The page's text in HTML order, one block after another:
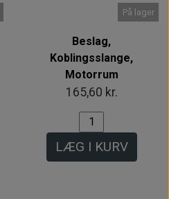
På lager
Beslag,
Koblingsslange,
Motorrum
165,60 kr.
LÆG I KURV